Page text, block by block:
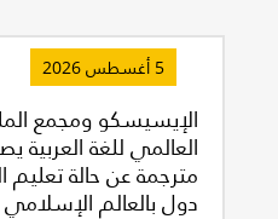
5 أغسطس 2026
الإيسيسكو ومجمع
العالمي للغة العربية
مترجمة عن حالة
دول بالعالم الإسلامي